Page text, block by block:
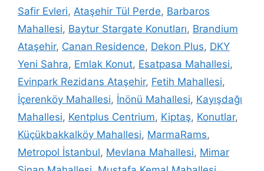
Safir Evleri, Ataşehir Tül Perde, Barbaros
Mahallesi, Baytur Stargate Konutları, Brandium
Ataşehir, Canan Residence, Dekon Plus, DKY
Yeni Sahra, Emlak Konut, Esatpasa Mahallesi,
Evinpark Rezidans Ataşehir, Fetih Mahallesi,
İçerenköy Mahallesi, İnönü Mahallesi, Kayışdağı
Mahallesi, Kentplus Centrium, Kiptaş, Konutlar,
Küçükbakkalköy Mahallesi, MarmaRams,
Metropol İstanbul, Mevlana Mahallesi, Mimar